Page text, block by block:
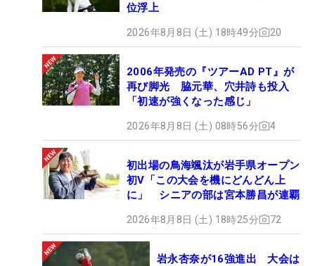
位浮上
2026年8月8日 (土) 18時49分 20
2006年発売の『ツアーAD PT』が
再び脚光 脇元華、穴井詩も投入
「初速が強くなった感じ」
2026年8月8日 (土) 08時56分 4
初出場の鳥海颯汰が岩手県オープン
初V「この大会を機にどんどん上
に」 シニアの部は宮本勝昌が連覇
2026年8月8日 (土) 18時25分 72
岩永杏奈が16強進出 大会は